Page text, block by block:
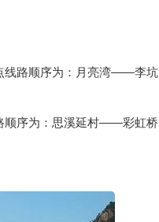
线路顺序为：月亮湾——李坑
顺序为：思溪延村——彩虹桥